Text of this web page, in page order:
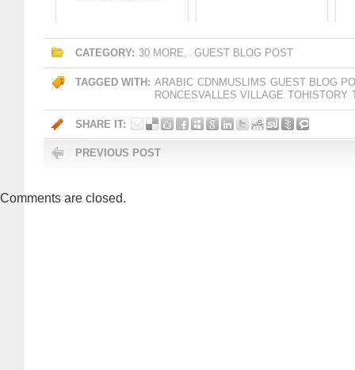
CATEGORY: 30 MORE GUEST BLOG POST
TAGGED WITH: ARABIC CDNMUSLIMS GUEST BLOG
RONCESVALLES VILLAGE TOHISTORY
SHARE IT:
PREVIOUS POST
Comments are closed.